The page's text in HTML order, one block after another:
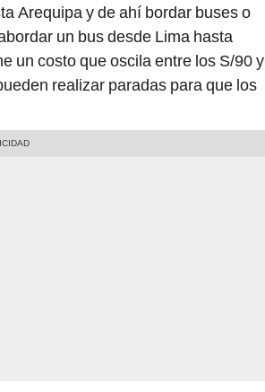
Arequipa y de ahí bordar buses o
un bus desde Lima hasta
un costo que oscila entre los S/90 y
realizar paradas para que los